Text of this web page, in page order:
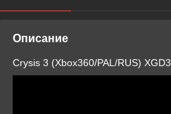
Описание
Crysis 3 (Xbox360/PAL/RUS) XGD3